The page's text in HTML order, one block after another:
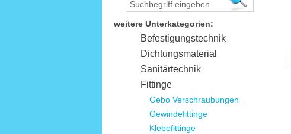
weitere Unterkategorien:
Befestigungstechnik
Dichtungsmaterial
Sanitärtechnik
Fittinge
Gebo Verschraubungen
Gewindefittinge
Klebefittinge